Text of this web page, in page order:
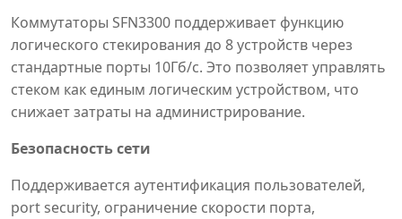
Коммутаторы SFN3300 поддерживает функцию
логического стекирования до 8 устройств через
стандартные порты 10Гб/с. Это позволяет управлять
стеком как единым логическим устройством, что
снижает затраты на администрирование.
Безопасность сети
Поддерживается аутентификация пользователей,
port security, ограничение скорости порта,